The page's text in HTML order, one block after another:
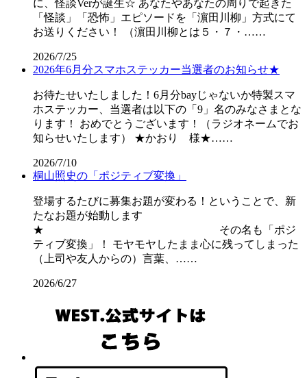
に、怪談Verが誕生☆ あなたやあなたの周りで起きた
「怪談」「恐怖」エピソードを「濵田川柳」方式にて
お送りください！ （濵田川柳とは５・７・……
2026/7/25
2026年6月分スマホステッカー当選者のお知らせ★
お待たせいたしました！6月分bayじゃないか特製スマ
ホステッカー、当選者は以下の「9」名のみなさまとな
ります！ おめでとうございます！（ラジオネームでお
知らせいたします） ★かおり 様★……
2026/7/10
桐山照史の「ポジティブ変換」
登場するたびに募集お題が変わる！ということで、新
たなお題が始動します
★ その名も「ポジ
ティブ変換」！ モヤモヤしたまま心に残ってしまった
（上司や友人からの）言葉、……
2026/6/27